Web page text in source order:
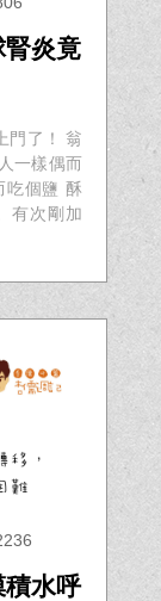
炎竟
門了！ 翁
一樣偶而
吃個鹽 酥
有次剛加
積水呼